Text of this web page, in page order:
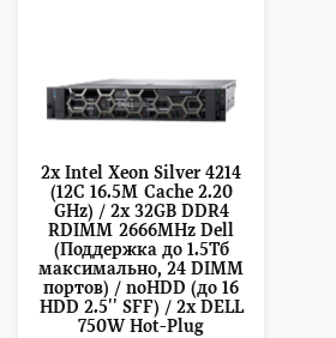
2x Intel Xeon Silver 4214
(12C 16.5M Cache 2.20
GHz) / 2x 32GB DDR4
RDIMM 2666MHz Dell
(Поддержка до 1.5Тб
максимально, 24 DIMM
портов) / noHDD (до 16
HDD 2.5'' SFF) / 2x DELL
750W Hot-Plug